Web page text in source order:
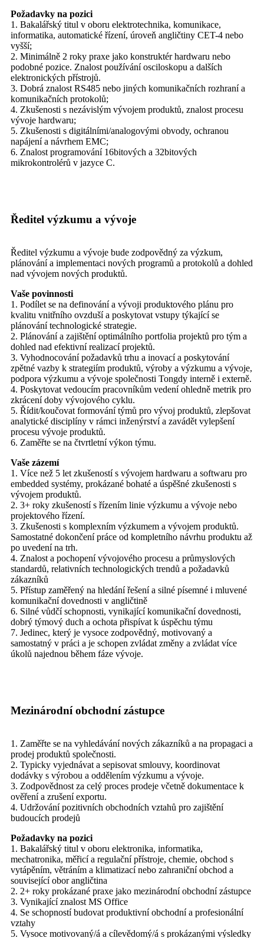
Požadavky na pozici
1. Bakalářský titul v oboru elektrotechnika, komunikace,
informatika, automatické řízení, úroveň angličtiny CET-4 nebo
vyšší;
2. Minimálně 2 roky praxe jako konstruktér hardwaru nebo
podobné pozice. Znalost používání osciloskopu a dalších
elektronických přístrojů.
3. Dobrá znalost RS485 nebo jiných komunikačních rozhraní a
komunikačních protokolů;
4. Zkušenosti s nezávislým vývojem produktů, znalost procesu
vývoje hardwaru;
5. Zkušenosti s digitálními/analogovými obvody, ochranou
napájení a návrhem EMC;
6. Znalost programování 16bitových a 32bitových
mikrokontrolérů v jazyce C.
Ředitel výzkumu a vývoje
Ředitel výzkumu a vývoje bude zodpovědný za výzkum,
plánování a implementaci nových programů a protokolů a dohled
nad vývojem nových produktů.
Vaše povinnosti
1. Podílet se na definování a vývoji produktového plánu pro
kvalitu vnitřního ovzduší a poskytovat vstupy týkající se
plánování technologické strategie.
2. Plánování a zajištění optimálního portfolia projektů pro tým a
dohled nad efektivní realizací projektů.
3. Vyhodnocování požadavků trhu a inovací a poskytování
zpětné vazby k strategiím produktů, výroby a výzkumu a vývoje,
podpora výzkumu a vývoje společnosti Tongdy interně i externě.
4. Poskytovat vedoucím pracovníkům vedení ohledně metrik pro
zkrácení doby vývojového cyklu.
5. Řídit/koučovat formování týmů pro vývoj produktů, zlepšovat
analytické disciplíny v rámci inženýrství a zavádět vylepšení
procesu vývoje produktů.
6. Zaměřte se na čtvrtletní výkon týmu.
Vaše zázemí
1. Více než 5 let zkušeností s vývojem hardwaru a softwaru pro
embedded systémy, prokázané bohaté a úspěšné zkušenosti s
vývojem produktů.
2. 3+ roky zkušeností s řízením linie výzkumu a vývoje nebo
projektového řízení.
3. Zkušenosti s komplexním výzkumem a vývojem produktů.
Samostatné dokončení práce od kompletního návrhu produktu až
po uvedení na trh.
4. Znalost a pochopení vývojového procesu a průmyslových
standardů, relativních technologických trendů a požadavků
zákazníků
5. Přístup zaměřený na hledání řešení a silné písemné i mluvené
komunikační dovednosti v angličtině
6. Silné vůdčí schopnosti, vynikající komunikační dovednosti,
dobrý týmový duch a ochota přispívat k úspěchu týmu
7. Jedinec, který je vysoce zodpovědný, motivovaný a
samostatný v práci a je schopen zvládat změny a zvládat více
úkolů najednou během fáze vývoje.
Mezinárodní obchodní zástupce
1. Zaměřte se na vyhledávání nových zákazníků a na propagaci a
prodej produktů společnosti.
2. Typicky vyjednávat a sepisovat smlouvy, koordinovat
dodávky s výrobou a oddělením výzkumu a vývoje.
3. Zodpovědnost za celý proces prodeje včetně dokumentace k
ověření a zrušení exportu.
4. Udržování pozitivních obchodních vztahů pro zajištění
budoucích prodejů
Požadavky na pozici
1. Bakalářský titul v oboru elektronika, informatika,
mechatronika, měřicí a regulační přístroje, chemie, obchod s
vytápěním, větráním a klimatizací nebo zahraniční obchod a
související obor angličtina
2. 2+ roky prokázané praxe jako mezinárodní obchodní zástupce
3. Vynikající znalost MS Office
4. Se schopností budovat produktivní obchodní a profesionální
vztahy
5. Vysoce motivovaný/á a cílevědomý/á s prokázanými výsledky